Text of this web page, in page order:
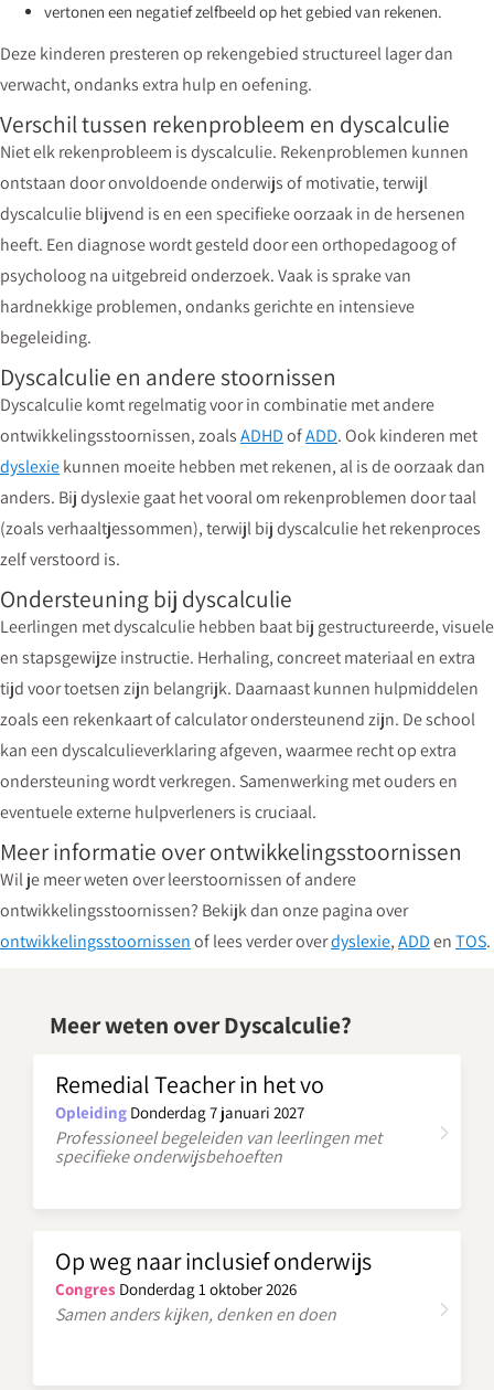
vertonen een negatief zelfbeeld op het gebied van rekenen.
Deze kinderen presteren op rekengebied structureel lager dan
verwacht, ondanks extra hulp en oefening.
Verschil tussen rekenprobleem en dyscalculie
Niet elk rekenprobleem is dyscalculie. Rekenproblemen kunnen
ontstaan door onvoldoende onderwijs of motivatie, terwijl
dyscalculie blijvend is en een specifieke oorzaak in de hersenen
heeft. Een diagnose wordt gesteld door een orthopedagoog of
psycholoog na uitgebreid onderzoek. Vaak is sprake van
hardnekkige problemen, ondanks gerichte en intensieve
begeleiding.
Dyscalculie en andere stoornissen
Dyscalculie komt regelmatig voor in combinatie met andere
ontwikkelingsstoornissen, zoalsADHDofADD. Ook kinderen met
dyslexiekunnen moeite hebben met rekenen, al is de oorzaak dan
anders. Bij dyslexie gaat het vooral om rekenproblemen door taal
(zoals verhaaltjessommen), terwijl bij dyscalculie het rekenproces
zelf verstoord is.
Ondersteuning bij dyscalculie
Leerlingen met dyscalculie hebben baat bij gestructureerde, visuele
en stapsgewijze instructie. Herhaling, concreet materiaal en extra
tijd voor toetsen zijn belangrijk. Daarnaast kunnen hulpmiddelen
zoals een rekenkaart of calculator ondersteunend zijn. De school
kan een dyscalculieverklaring afgeven, waarmee recht op extra
ondersteuning wordt verkregen. Samenwerking met ouders en
eventuele externe hulpverleners is cruciaal.
Meer informatie over ontwikkelingsstoornissen
Wil je meer weten over leerstoornissen of andere
ontwikkelingsstoornissen? Bekijk dan onze pagina over
ontwikkelingsstoornissenof lees verder overdyslexie,ADDenTOS.
Meer weten over Dyscalculie?
Remedial Teacher in het vo
Opleiding Donderdag 7 januari 2027
Professioneel begeleiden van leerlingen met
specifieke onderwijsbehoeften
Op weg naar inclusief onderwijs
Congres Donderdag 1 oktober 2026
Samen anders kijken, denken en doen